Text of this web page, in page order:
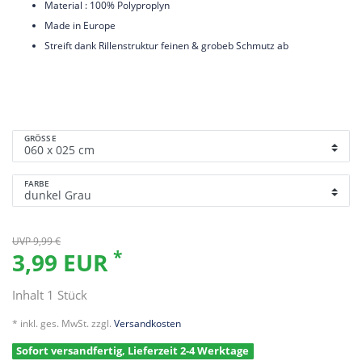
Material : 100% Polyproplyn
Made in Europe
Streift dank Rillenstruktur feinen & grobeb Schmutz ab
GRÖSSE
FARBE
UVP 9,99 €
3,99 EUR *
Inhalt 1 Stück
* inkl. ges. MwSt. zzgl. Versandkosten
Sofort versandfertig, Lieferzeit 2-4 Werktage